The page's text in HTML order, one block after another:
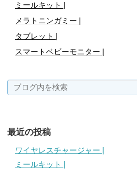
ミールキット |
メラトニンガミー |
タブレット |
スマートベビーモニター |
最近の投稿
ワイヤレスチャージャー |
ミールキット |